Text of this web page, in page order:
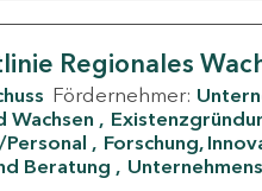
Regionales
Fördernehmer:
Wachsen
Forschung,
Beratung